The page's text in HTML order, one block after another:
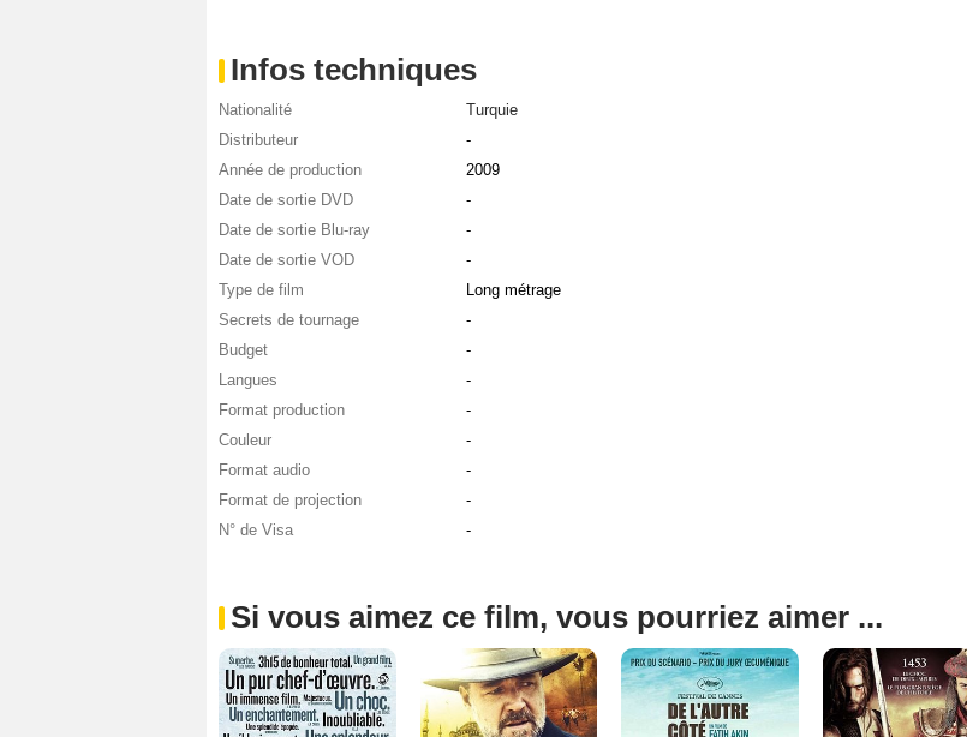
Infos techniques
Nationalité
Turquie
Distributeur
-
Année de production
2009
Date de sortie DVD
-
Date de sortie Blu-ray
-
Date de sortie VOD
-
Type de film
Long métrage
Secrets de tournage
-
Budget
-
Langues
-
Format production
-
Couleur
-
Format audio
-
Format de projection
-
N° de Visa
-
Si vous aimez ce film, vous pourriez aimer ...